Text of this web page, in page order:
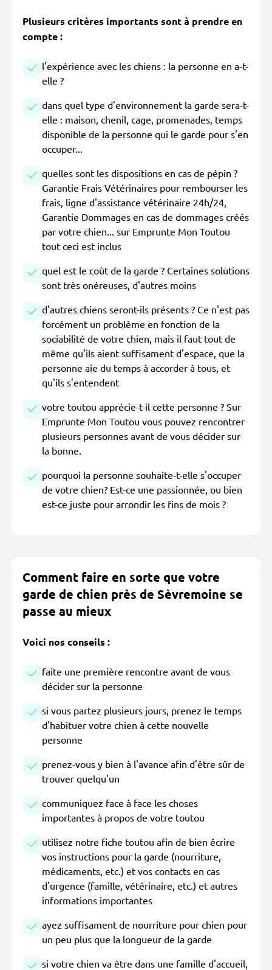
Plusieurs critères importants sont à prendre en
compte :
l'expérience avec les chiens : la personne en a-t-
elle ?
dans quel type d'environnement la garde sera-t-
elle : maison, chenil, cage, promenades, temps
disponible de la personne qui le garde pour s'en
occuper...
quelles sont les dispositions en cas de pépin ?
Garantie Frais Vétérinaires pour rembourser les
frais, ligne d'assistance vétérinaire 24h/24,
Garantie Dommages en cas de dommages créés
par votre chien... sur Emprunte Mon Toutou
tout ceci est inclus
quel est le coût de la garde ? Certaines solutions
sont très onéreuses, d'autres moins
d'autres chiens seront-ils présents ? Ce n'est pas
forcément un problème en fonction de la
sociabilité de votre chien, mais il faut tout de
même qu'ils aient suffisament d'espace, que la
personne aie du temps à accorder à tous, et
qu'ils s'entendent
votre toutou apprécie-t-il cette personne ? Sur
Emprunte Mon Toutou vous pouvez rencontrer
plusieurs personnes avant de vous décider sur
la bonne.
pourquoi la personne souhaite-t-elle s'occuper
de votre chien? Est-ce une passionnée, ou bien
est-ce juste pour arrondir les fins de mois ?
Comment faire en sorte que votre
garde de chien près de Sèvremoine se
passe au mieux
Voici nos conseils :
faite une première rencontre avant de vous
décider sur la personne
si vous partez plusieurs jours, prenez le temps
d'habituer votre chien à cette nouvelle
personne
prenez-vous y bien à l'avance afin d'être sûr de
trouver quelqu'un
communiquez face à face les choses
importantes à propos de votre toutou
utilisez notre fiche toutou afin de bien écrire
vos instructions pour la garde (nourriture,
médicaments, etc.) et vos contacts en cas
d'urgence (famille, vétérinaire, etc.) et autres
informations importantes
ayez suffisament de nourriture pour chien pour
un peu plus que la longueur de la garde
si votre chien va être dans une famille d'accueil,